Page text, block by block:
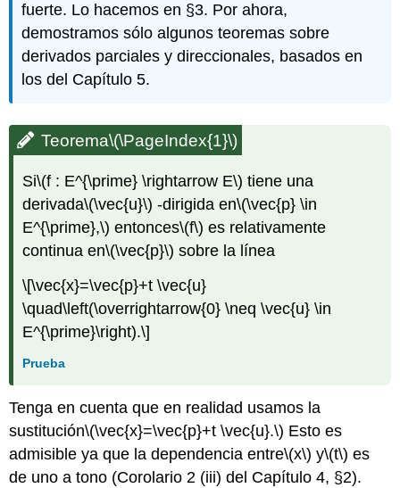
fuerte. Lo hacemos en §3. Por ahora,
demostramos sólo algunos teoremas sobre
derivados parciales y direccionales, basados en
los del Capítulo 5.
Teorema\(\PageIndex{1}\)
Si\(f : E^{\prime} \rightarrow E\) tiene una
derivada\(\vec{u}\) -dirigida en\(\vec{p} \in
E^{\prime},\) entonces\(f\) es relativamente
continua en\(\vec{p}\) sobre la línea
\[\vec{x}=\vec{p}+t \vec{u}
\quad\left(\overrightarrow{0} \neq \vec{u} \in
E^{\prime}\right).\]
Prueba
Tenga en cuenta que en realidad usamos la
sustitución\(\vec{x}=\vec{p}+t \vec{u}.\) Esto es
admisible ya que la dependencia entre\(x\) y\(t\) es
de uno a tono (Corolario 2 (iii) del Capítulo 4, §2).